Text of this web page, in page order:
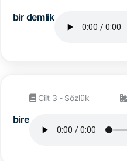
bir demlik
bire
Cilt 3 - Sözlük